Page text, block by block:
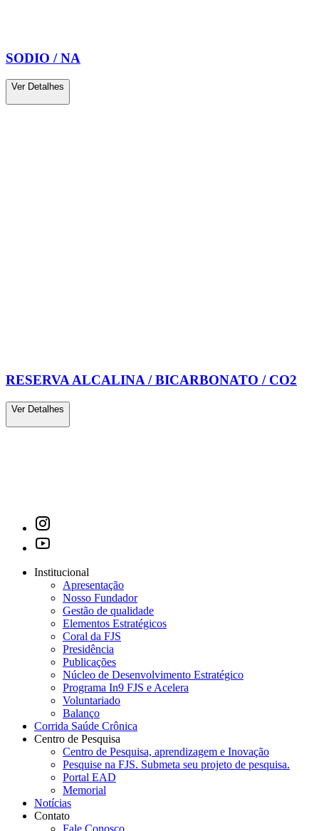
SODIO / NA
Ver Detalhes
RESERVA ALCALINA / BICARBONATO / CO2
Ver Detalhes
Institucional
Apresentação
Nosso Fundador
Gestão de qualidade
Elementos Estratégicos
Coral da FJS
Presidência
Publicações
Núcleo de Desenvolvimento Estratégico
Programa In9 FJS e Acelera
Voluntariado
Balanço
Corrida Saúde Crônica
Centro de Pesquisa
Centro de Pesquisa, aprendizagem e Inovação
Pesquise na FJS. Submeta seu projeto de pesquisa.
Portal EAD
Memorial
Notícias
Contato
Fale Conosco